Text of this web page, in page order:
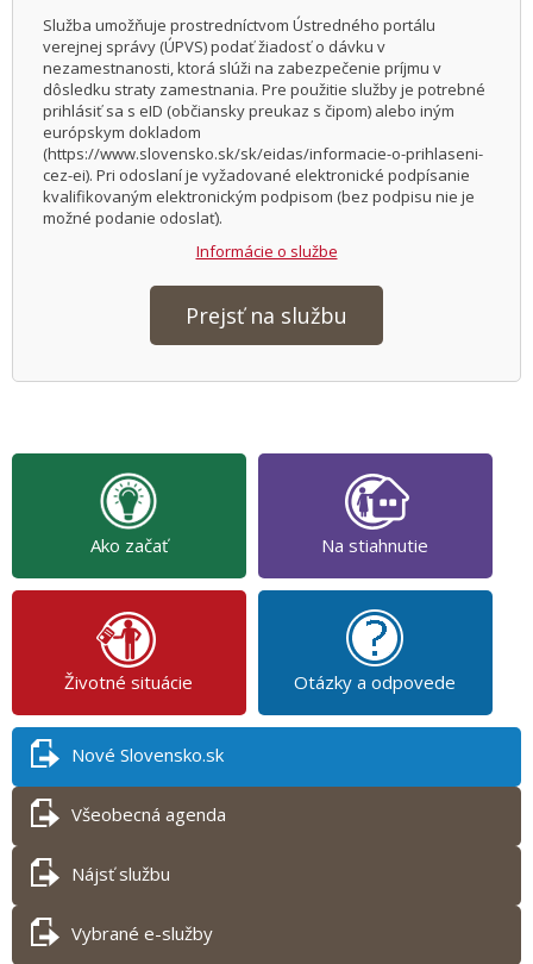
Služba umožňuje prostredníctvom Ústredného portálu
verejnej správy (ÚPVS) podať žiadosť o dávku v
nezamestnanosti, ktorá slúži na zabezpečenie príjmu v
dôsledku straty zamestnania. Pre použitie služby je potrebné
prihlásiť sa s eID (občiansky preukaz s čipom) alebo iným
európskym dokladom
(https://www.slovensko.sk/sk/eidas/informacie-o-prihlaseni-
cez-ei). Pri odoslaní je vyžadované elektronické podpísanie
kvalifikovaným elektronickým podpisom (bez podpisu nie je
možné podanie odoslať).
Informácie o službe
Prejsť na službu
Ako začať Na stiahnutie
Životné situácie Otázky a odpovede
Nové Slovensko.sk
Všeobecná agenda
Nájsť službu
Vybrané e-služby